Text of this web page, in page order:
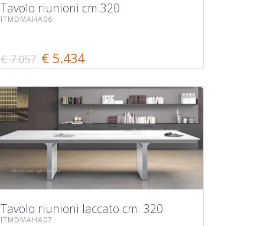
Tavolo riunioni cm.320
ITMDMAHA06
€ 7.057 € 5.434
Tavolo riunioni laccato cm. 320
ITMDMAHA07